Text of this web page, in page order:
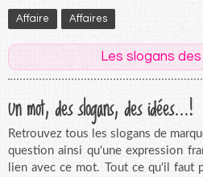
Affaire Affaires
Les slogans
Un mot, des slogans, des idées...!
Retrouvez tous les slogans de
question ainsi qu'une expression
lien avec ce mot. Tout ce qu'il faut